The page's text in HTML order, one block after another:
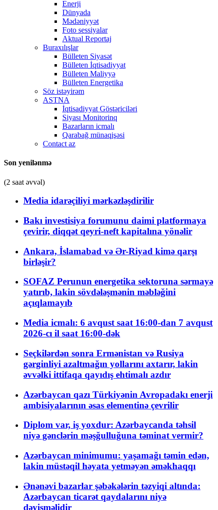
Enerji
Dünyada
Mədəniyyət
Foto sessiyalar
Aktual Reportaj
Buraxılışlar
Bülleten Siyasət
Bülleten İqtisadiyyat
Bülleten Maliyyə
Bülleten Energetika
Söz istəyirəm
ASTNA
İqtisadiyyat Göstəriciləri
Siyası Monitorinq
Bazarların icmalı
Qarabağ münaqişəsi
Contact az
Son yenilənmə
(2 saat əvvəl)
Media idarəçiliyi mərkəzləşdirilir
Bakı investisiya forumunu daimi platformaya
çevirir, diqqət qeyri-neft kapitalına yönəlir
Ankara, İslamabad və Ər-Riyad kimə qarşı
birləşir?
SOFAZ Perunun energetika sektoruna sərmayə
yatırıb, lakin sövdələşmənin məbləğini
açıqlamayıb
Media icmalı: 6 avqust saat 16:00-dan 7 avqust
2026-cı il saat 16:00-dək
Seçkilərdən sonra Ermənistan və Rusiya
gərginliyi azaltmağın yollarını axtarır, lakin
əvvəlki ittifaqa qayıdış ehtimalı azdır
Azərbaycan qazı Türkiyənin Avropadakı enerji
ambisiyalarının əsas elementinə çevrilir
Diplom var, iş yoxdur: Azərbaycanda təhsil
niyə gənclərin məşğulluğuna təminat vermir?
Azərbaycan minimumu: yaşamağı təmin edən,
lakin müstəqil həyata yetməyən əməkhaqqı
Ənənəvi bazarlar şəbəkələrin təzyiqi altında:
Azərbaycan ticarət qaydalarını niyə
dəyişməlidir